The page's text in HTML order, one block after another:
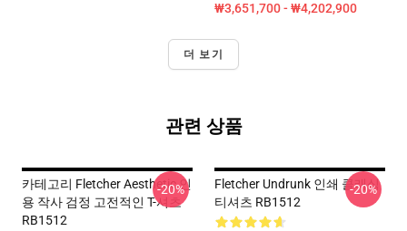
₩3,651,700 - ₩4,202,900
더 보기
관련 상품
카테고리 Fletcher Aesthetic 인
용 작사 검정 고전적인 T-셔츠
RB1512
-20%
Fletcher Undrunk 인쇄 클래식
티셔츠 RB1512
-20%